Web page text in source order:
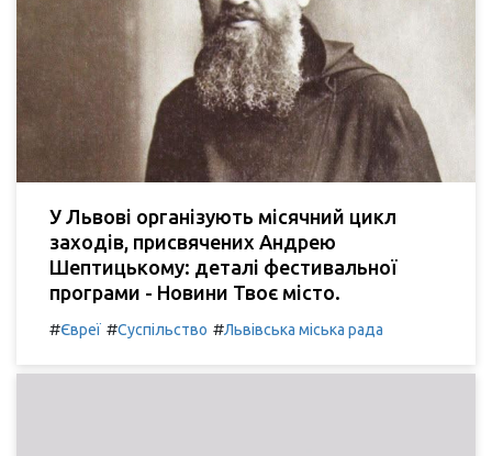
У Львові організують місячний цикл
заходів, присвячених Андрею
Шептицькому: деталі фестивальної
програми - Новини Твоє місто.
#Євреї #Суспільство #Львівська міська рада